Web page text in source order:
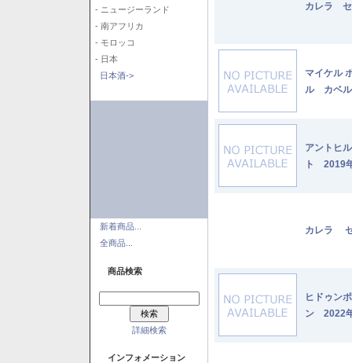
- ニュージーランド
- 南アフリカ
- モロッコ
- 日本
日本酒->
新着商品...
全商品...
商品検索
詳細検索
インフォメーション
カレラ
マイケル
ル カベ
アントヒ
ト 2019
カレラ
ヒドゥン
ン 2022